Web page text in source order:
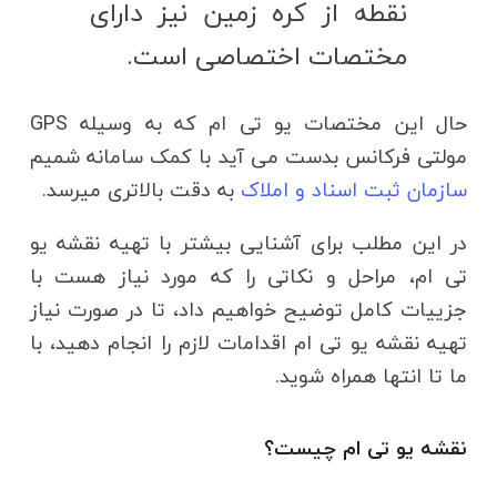
نقطه از کره زمین نیز دارای
مختصات اختصاصی است.
حال این مختصات یو تی ام که به وسیله GPS
مولتی فرکانس بدست می آید با کمک سامانه شمیم
سازمان ثبت اسناد و املاک به دقت بالاتری میرسد.
در این مطلب برای آشنایی بیشتر با تهیه نقشه یو
تی ام، مراحل و نکاتی را که مورد نیاز هست با
جزییات کامل توضیح خواهیم داد، تا در صورت نیاز
تهیه نقشه یو تی ام اقدامات لازم را انجام دهید، با
ما تا انتها همراه شوید.
نقشه یو تی ام چیست؟